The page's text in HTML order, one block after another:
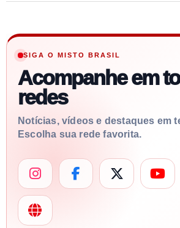
SIGA O MISTO BRASIL
Acompanhe em
redes
Notícias, vídeos e destaques em
Escolha sua rede favorita.